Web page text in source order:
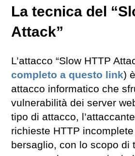
La tecnica del
Attack”
L’attacco “Slow HTTP
completo a questo link)
attacco informatico che
vulnerabilità dei server
tipo di attacco,
richieste HTTP
bersaglio, con lo scopo di